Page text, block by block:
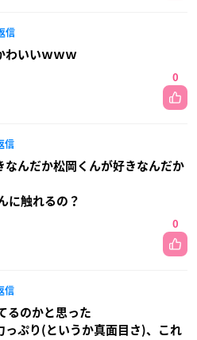
信
わいいｗｗｗ
0
信
なんだか松岡くんが好きなんだか
に触れるの？
0
信
るのかと思った
っぷり(というか真面目さ)、これ